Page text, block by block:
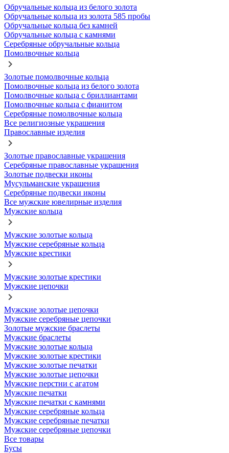
Обручальные кольца из белого золота
Обручальные кольца из золота 585 пробы
Обручальные кольца без камней
Обручальные кольца с камнями
Серебряные обручальные кольца
Помолвочные кольца
Золотые помолвочные кольца
Помолвочные кольца из белого золота
Помолвочные кольца с бриллиантами
Помолвочные кольца с фианитом
Серебряные помолвочные кольца
Все религиозные украшения
Православные изделия
Золотые православные украшения
Серебряные православные украшения
Золотые подвески иконы
Мусульманские украшения
Серебряные подвески иконы
Все мужские ювелирные изделия
Мужские кольца
Мужские золотые кольца
Мужские серебряные кольца
Мужские крестики
Мужские золотые крестики
Мужские цепочки
Мужские золотые цепочки
Мужские серебряные цепочки
Золотые мужские браслеты
Мужские браслеты
Мужские золотые кольца
Мужские золотые крестики
Мужские золотые печатки
Мужские золотые цепочки
Мужские перстни с агатом
Мужские печатки
Мужские печатки с камнями
Мужские серебряные кольца
Мужские серебряные печатки
Мужские серебряные цепочки
Все товары
Бусы